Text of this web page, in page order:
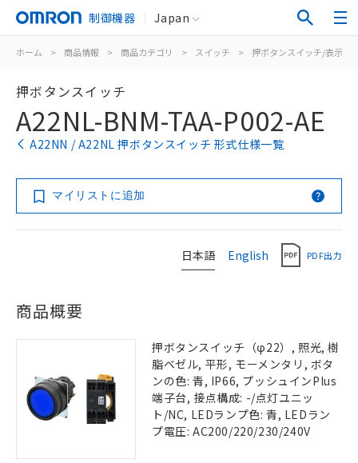
制御機器 Japan
ホーム > 商品情報 > 商品カテゴリ > スイッチ > 押ボタンスイッチ/表示灯
押ボタンスイッチ
A22NL-BNM-TAA-P002-AE
A22NN / A22NL 押ボタンスイッチ 形式仕様一覧
マイリストに追加
日本語 English PDF出力
商品概要
押ボタンスイッチ（φ22）, 照光, 樹
脂ベゼル, 平形, モーメンタリ, ボタ
ンの色: 青, IP66, プッシュインPlus
端子台, 接点構成: -/点灯ユニッ
ト/NC, LEDランプ色: 青, LEDラン
プ電圧: AC200/220/230/240V